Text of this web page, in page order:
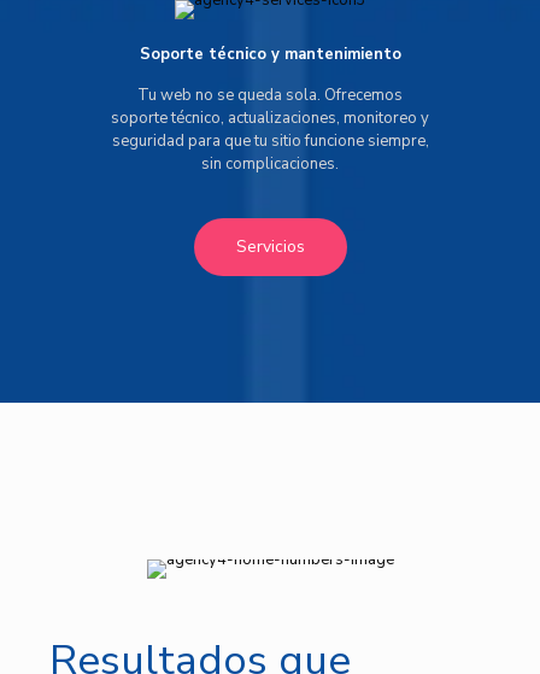
Soporte técnico y mantenimiento
Tu web no se queda sola. Ofrecemos
soporte técnico, actualizaciones, monitoreo y
seguridad para que tu sitio funcione siempre,
sin complicaciones.
Servicios
Resultados que